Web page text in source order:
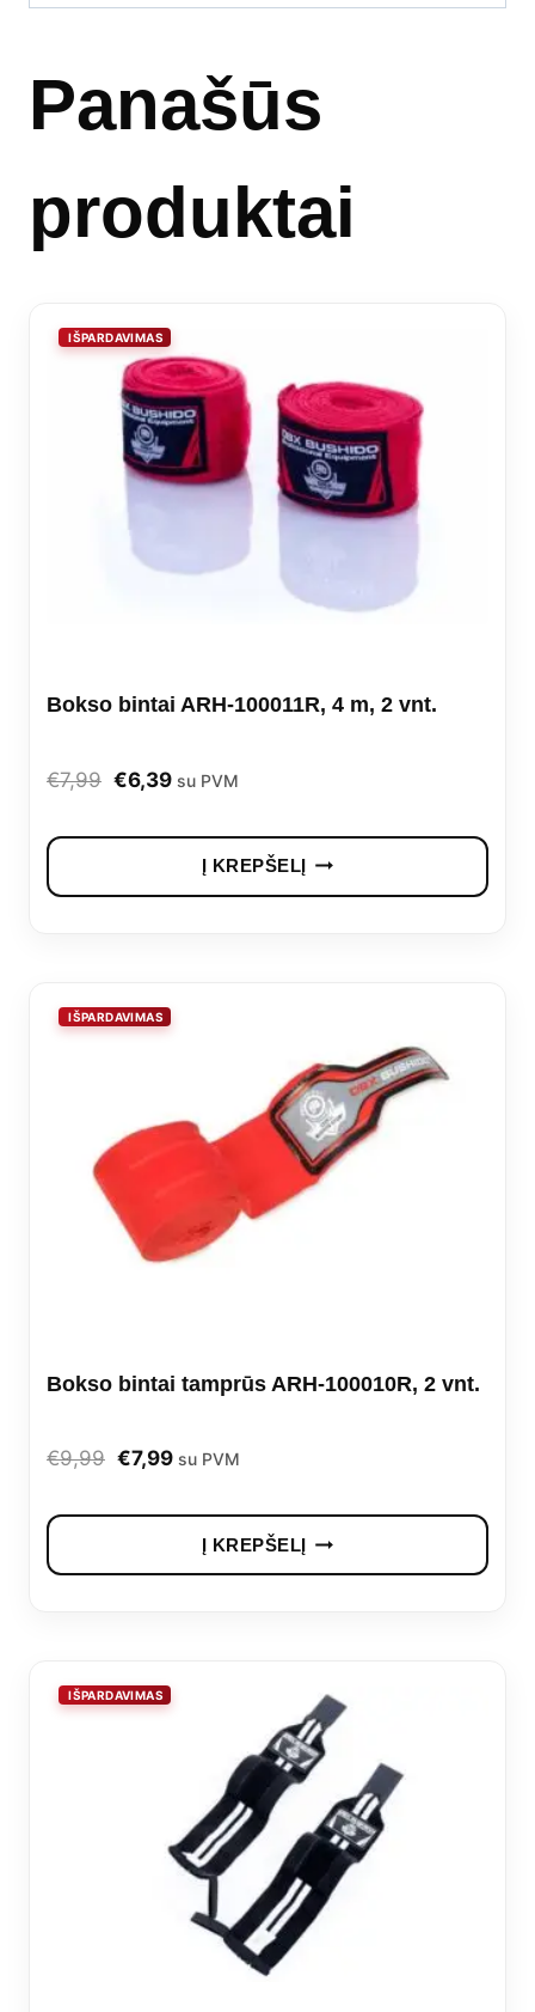
Panašūs
produktai
Bokso bintai ARH-100011R, 4 m, 2 vnt.
€7,99 Original
€7,99.
€6,39Current
€6,39.
su PVM
Į KREPŠELĮ
Bokso bintai tamprūs ARH-100010R, 2 vnt.
€9,99 Original
€9,99.
€7,99Current
€7,99.
su PVM
Į KREPŠELĮ